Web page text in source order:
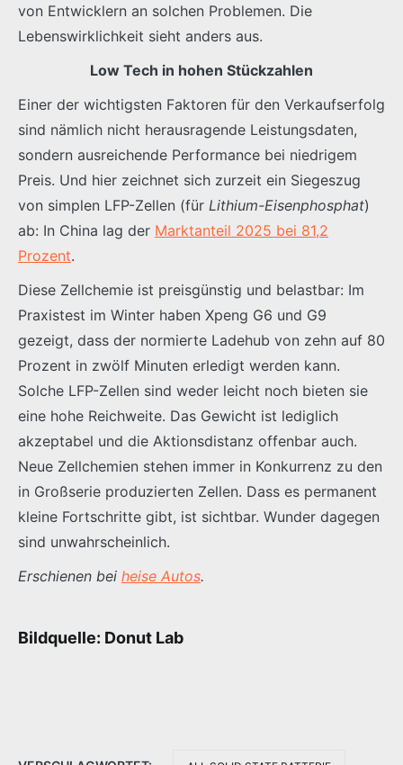
von Entwicklern an solchen Problemen. Die
Lebenswirklichkeit sieht anders aus.
Low Tech in hohen Stückzahlen
Einer der wichtigsten Faktoren für den Verkaufserfolg
sind nämlich nicht herausragende Leistungsdaten,
sondern ausreichende Performance bei niedrigem
Preis. Und hier zeichnet sich zurzeit ein Siegeszug
von simplen LFP-Zellen (für Lithium-Eisenphosphat)
ab: In China lag der Marktanteil 2025 bei 81,2
Prozent.
Diese Zellchemie ist preisgünstig und belastbar: Im
Praxistest im Winter haben Xpeng G6 und G9
gezeigt, dass der normierte Ladehub von zehn auf 80
Prozent in zwölf Minuten erledigt werden kann.
Solche LFP-Zellen sind weder leicht noch bieten sie
eine hohe Reichweite. Das Gewicht ist lediglich
akzeptabel und die Aktionsdistanz offenbar auch.
Neue Zellchemien stehen immer in Konkurrenz zu den
in Großserie produzierten Zellen. Dass es permanent
kleine Fortschritte gibt, ist sichtbar. Wunder dagegen
sind unwahrscheinlich.
Erschienen bei heise Autos.
Bildquelle: Donut Lab